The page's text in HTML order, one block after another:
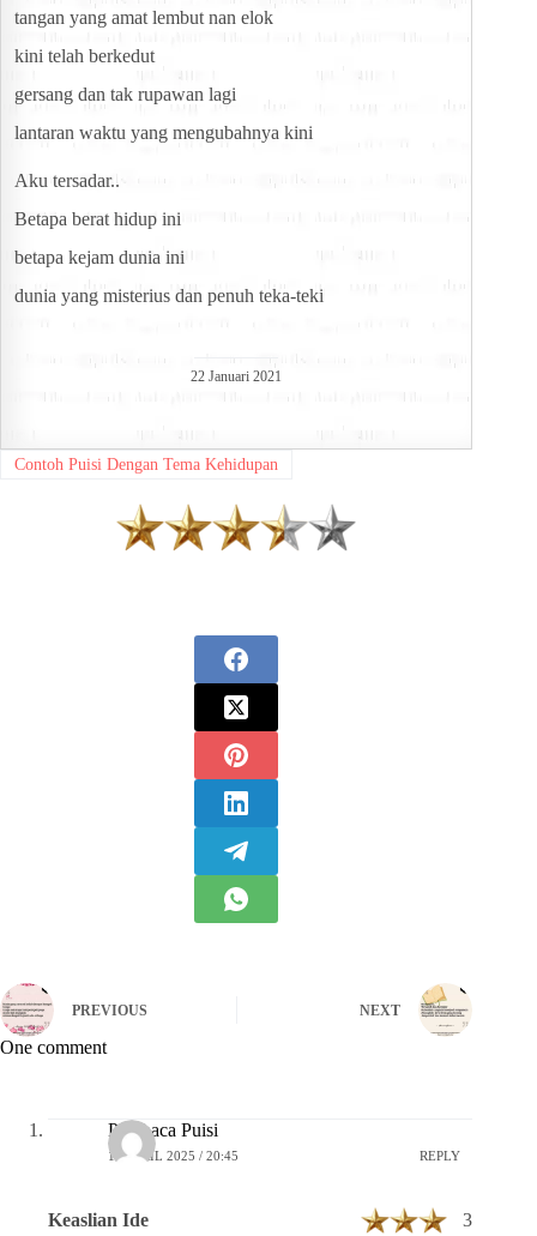
tangan yang amat lembut nan elok
kini telah berkedut
gersang dan tak rupawan lagi
lantaran waktu yang mengubahnya kini
Aku tersadar..
Betapa berat hidup ini
betapa kejam dunia ini
dunia yang misterius dan penuh teka-teki
22 Januari 2021
Contoh Puisi Dengan Tema Kehidupan
PREVIOUS NEXT
One comment
Pembaca Puisi
16 APRIL 2025 / 20:45 REPLY
Keaslian Ide 3